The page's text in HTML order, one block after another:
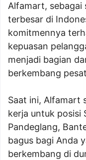
Alfamart, sebagai
terbesar di
komitmennya
kepuasan
menjadi bagian
berkembang
Saat ini, Alfamart
kerja untuk posisi
Pandeglang,
bagus bagi Anda
berkembang di